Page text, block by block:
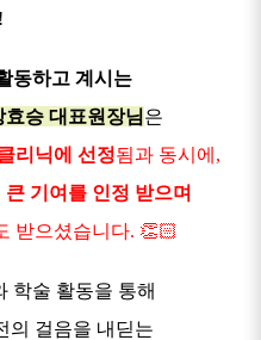
동하고 계시는
승 대표원장님은
리닉에 선정됨과 동시에,
기여를 인정 받으며
받으셨습니다. 👏🏻
학술 활동을 통해
의 걸음을 내딛는